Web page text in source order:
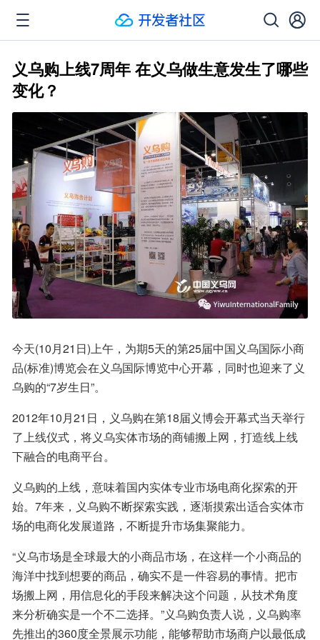
义乌购上线7周年 在义乌做生意发生了哪些
变化？
今天(10月21日)上午，为期5天的第25届中国义乌国际小商
品(标准)博览会在义乌国际博览中心开幕，同时也迎来了义
乌购的“7岁生日”。
2012年10月21日，义乌购在第18届义博会开幕式当天举行
了上线仪式，将义乌实体市场的商铺搬上网，打造线上线
下融合的电商平台。
义乌购的上线，意味着国内实体专业市场电商化探索的开
始。7年来，义乌购不断探索实践，逐渐摸索出适合实体市
场的电商化发展道路，不断提升市场集聚能力。
“义乌市场是全球最大的小商品市场，在这样一个小商品的
海洋中找到想要的商品，确实不是一件容易的事情。把市
场搬上网，用信息化的手段来解决这个问题，从技术角度
来分析确实是一个不二选择。”义乌购负责人说，义乌购率
先推出的360度全景展示功能，能够帮助市场商户以最低成